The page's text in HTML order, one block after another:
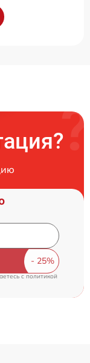
cполитикой